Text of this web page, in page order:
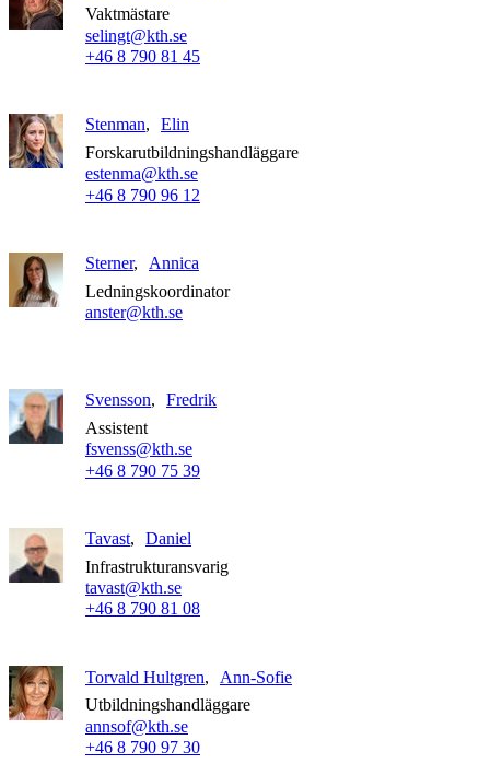
Vaktmästare
selingt@kth.se
+46 8 790 81 45
Stenman
Elin
Forskarutbildningshandläggare
estenma@kth.se
+46 8 790 96 12
Sterner
Annica
Ledningskoordinator
anster@kth.se
Svensson
Fredrik
Assistent
fsvenss@kth.se
+46 8 790 75 39
Tavast
Daniel
Infrastrukturansvarig
tavast@kth.se
+46 8 790 81 08
Torvald Hultgren
Ann-Sofie
Utbildningshandläggare
annsof@kth.se
+46 8 790 97 30